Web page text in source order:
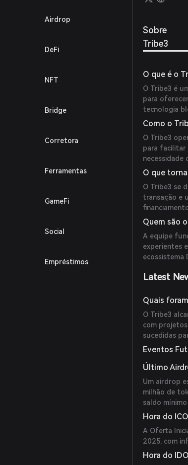
Airdrop
DeFi
NFT
Bridge
Corretora
Ferramentas
GameFi
Social
Empréstimos
Sobre
Tribe3
O que é o
O Tribe3 é
para
tecnologia
Como o
O Tribe3
para facilitar
necessidade
O que
O Tribe3 se
transação e
Quem são
A equipe
experientes
ecossistema
Latest
Quais
O Tribe3
com
sucedidas
Eventos
Último
Um airdrop
milhão de
saldo
Hora do ICO
A Oferta
2025, com
Hora do IDO